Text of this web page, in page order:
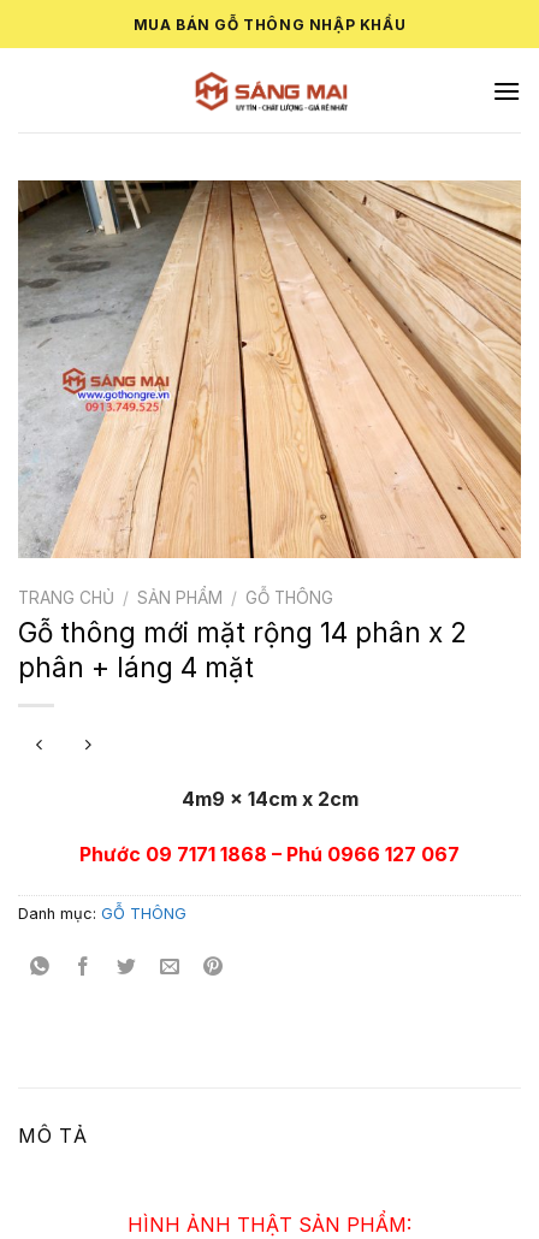
to
MUA BÁN GỖ THÔNG NHẬP KHẨU
TRANG CHỦ / SẢN PHẨM / GỖ THÔNG
Gỗ thông mới mặt rộng 14 phân x 2
phân + láng 4 mặt
4m9 x 14cm x 2cm
Phước 09 7171 1868 – Phú 0966 127 067
Danh mục: GỖ THÔNG
MÔ TẢ
HÌNH ẢNH THẬT SẢN PHẨM: